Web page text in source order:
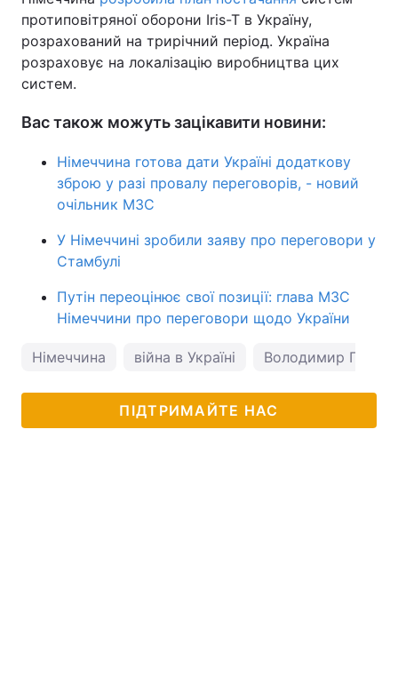
протиповітряної оборони Iris-T в Україну,
розрахований на трирічний період. Україна
розраховує на локалізацію виробництва цих
систем.
Вас також можуть зацікавити новини:
Німеччина готова дати Україні додаткову
зброю у разі провалу переговорів, - новий
очільник МЗС
У Німеччині зробили заяву про переговори у
Стамбулі
Путін переоцінює свої позиції: глава МЗС
Німеччини про переговори щодо України
Німеччина війна в Україні Володимир Путін
ПІДТРИМАЙТЕ НАС